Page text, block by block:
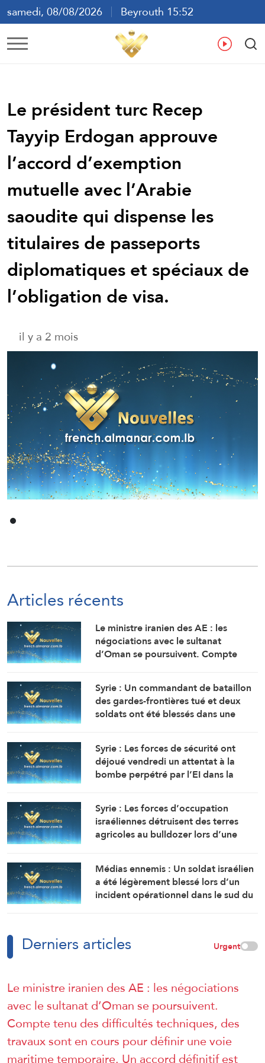
samedi, 08/08/2026
Beyrouth 15:52
ع
Le président turc Recep
Tayyip Erdogan approuve
l’accord d’exemption
mutuelle avec l’Arabie
saoudite qui dispense les
titulaires de passeports
diplomatiques et spéciaux de
l’obligation de visa.
il y a 2 mois
Articles récents
Le ministre iranien des AE : les
négociations avec le sultanat
d’Oman se poursuivent. Compte
travaux sont en cours pour définir
une voie maritime temporaire. Un
accord définitif est imminent.
Syrie : Un commandant de bataillon
des gardes-frontières tué et deux
soldats ont été blessés dans une
nord-ouest du pays.
Syrie : Les forces de sécurité ont
déjoué vendredi un attentat à la
bombe perpétré par l’EI dans la
campagne de Damas.
Syrie : Les forces d’occupation
israéliennes détruisent des terres
agricoles au bulldozer lors d’une
Médias ennemis : Un soldat israélien
a été légèrement blessé lors d’un
incident opérationnel dans le sud du
Derniers articles Urgent
Le ministre iranien des AE : les négociations
avec le sultanat d’Oman se poursuivent.
Compte tenu des difficultés techniques, des
travaux sont en cours pour définir une voie